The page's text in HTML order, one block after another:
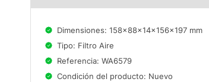
Dimensiones: 158x88x14x156x197 mm
Tipo: Filtro Aire
Referencia: WA6579
Condición del producto: Nuevo